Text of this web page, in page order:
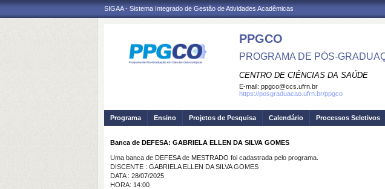
SIGAA - Sistema Integrado de Gestão de Atividades Acadêmicas
PPGCO
PROGRAMA DE PÓS-
CENTRO DE CIÊNCIAS DA SAÚDE
E-mail: ppgco@ccs.ufrn.br
https://posgraduacao.ufrn.br/ppgco
Programa Ensino Projetos de Pesquisa Calendário Processos Seletivos
Banca de DEFESA: GABRIELA ELLEN DA SILVA GOMES
Uma banca de DEFESA de MESTRADO foi cadastrada pelo programa.
DISCENTE : GABRIELA ELLEN DA SILVA GOMES
DATA : 28/07/2025
HORA: 14:00